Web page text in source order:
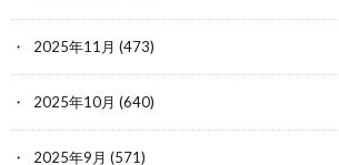
2025年11月 (473)
2025年10月 (640)
2025年9月 (571)